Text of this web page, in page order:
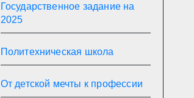
Государственное задание на
2025
Политехническая школа
От детской мечты к профессии